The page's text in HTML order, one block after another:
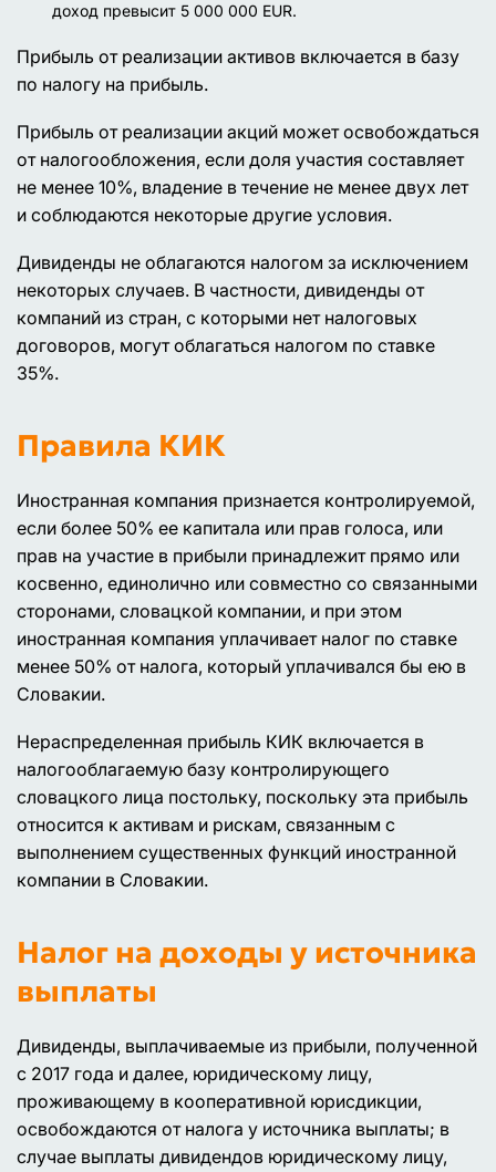
доход превысит 5 000 000 EUR.
Прибыль от реализации активов включается в базу
по налогу на прибыль.
Прибыль от реализации акций может освобождаться
от налогообложения, если доля участия составляет
не менее 10%, владение в течение не менее двух лет
и соблюдаются некоторые другие условия.
Дивиденды не облагаются налогом за исключением
некоторых случаев. В частности, дивиденды от
компаний из стран, с которыми нет налоговых
договоров, могут облагаться налогом по ставке
35%.
Правила КИК
Иностранная компания признается контролируемой,
если более 50% ее капитала или прав голоса, или
прав на участие в прибыли принадлежит прямо или
косвенно, единолично или совместно со связанными
сторонами, словацкой компании, и при этом
иностранная компания уплачивает налог по ставке
менее 50% от налога, который уплачивался бы ею в
Словакии.
Нераспределенная прибыль КИК включается в
налогооблагаемую базу контролирующего
словацкого лица постольку, поскольку эта прибыль
относится к активам и рискам, связанным с
выполнением существенных функций иностранной
компании в Словакии.
Налог на доходы у источника
выплаты
Дивиденды, выплачиваемые из прибыли, полученной
с 2017 года и далее, юридическому лицу,
проживающему в кооперативной юрисдикции,
освобождаются от налога у источника выплаты; в
случае выплаты дивидендов юридическому лицу,